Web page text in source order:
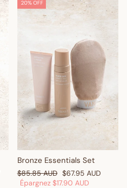
20% OFF
Bronze Essentials Set
Prix
régulier
$85.85 AUD Prix
réduit
$67.95 AUD
Épargnez $17.90 AUD